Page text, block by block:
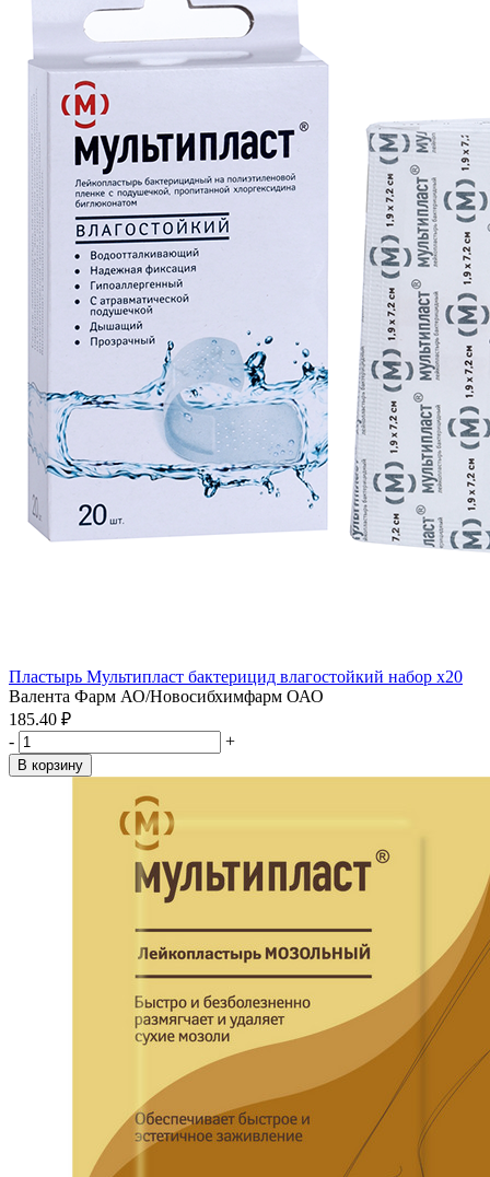
Пластырь Мультипласт бактерицид влагостойкий набор x20
Валента Фарм АО/Новосибхимфарм ОАО
185.40 ₽
-
+
В корзину